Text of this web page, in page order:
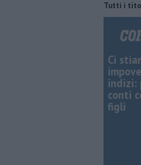
Tutti i
Coltiva e
Ci
indizi:
conti
figli